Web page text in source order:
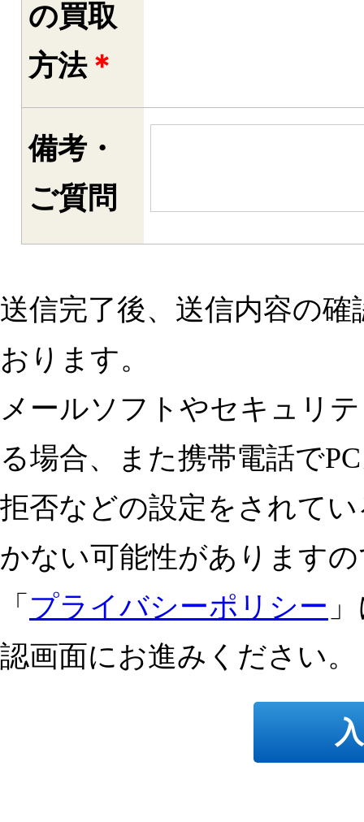
の買取
方法＊
備考・
ご質問
送信完了後、送信内容の
おります。
メールソフトやセキュリ
る場合、
また携帯電話で
拒否などの設定をされて
かない可能性があります
「 プライバシーポリシー
認画面にお進みください。